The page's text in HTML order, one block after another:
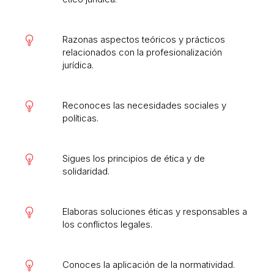
Razonas aspectos teóricos y prácticos
relacionados con la profesionalización
jurídica.
Reconoces las necesidades sociales y
políticas.
Sigues los principios de ética y de
solidaridad.
Elaboras soluciones éticas y responsables a
los conflictos legales.
Conoces la aplicación de la normatividad.